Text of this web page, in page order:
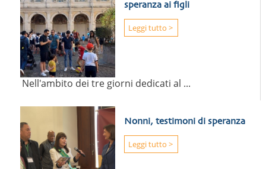
speranza ai figli
Nell'ambito dei tre giorni dedicati al ...
Leggi tutto >
Nonni, testimoni di speranza
Leggi tutto >